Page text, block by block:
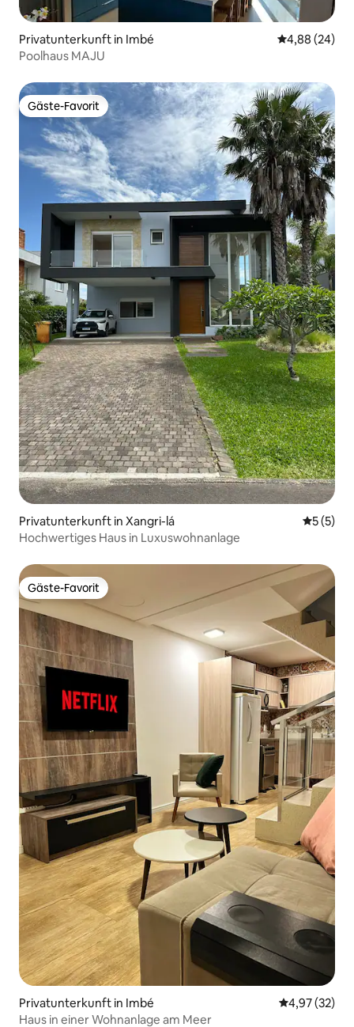
Privatunterkunft in Imbé
4,88 (24)
Poolhaus MAJU
Gäste-Favorit
Gäste-Favorit
Privatunterkunft in Xangri-lá
5 (5)
Hochwertiges Haus in Luxuswohnanlage
Gäste-Favorit
Gäste-Favorit
Privatunterkunft in Imbé
4,97 (32)
Haus in einer Wohnanlage am Meer